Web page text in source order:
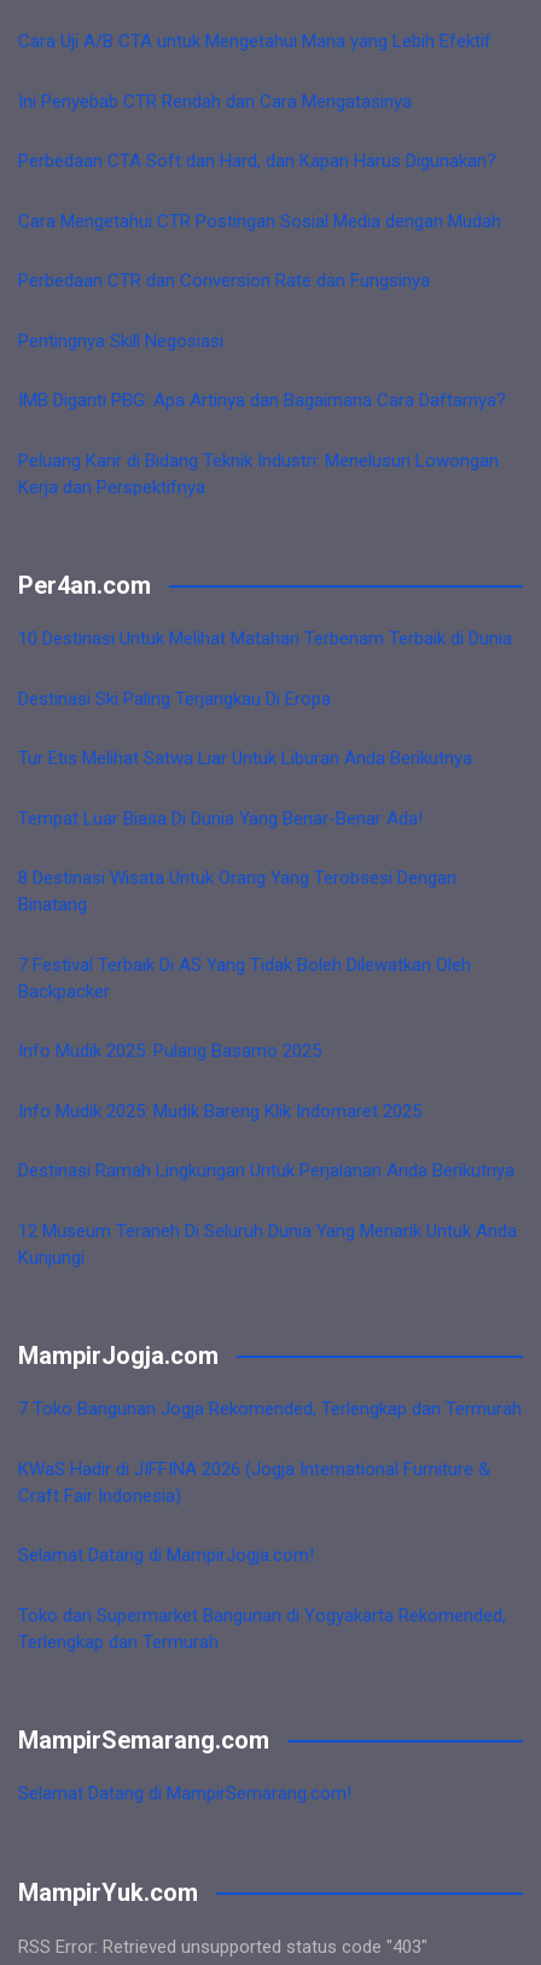
Cara Uji A/B CTA untuk Mengetahui Mana yang Lebih Efektif
Ini Penyebab CTR Rendah dan Cara Mengatasinya
Perbedaan CTA Soft dan Hard, dan Kapan Harus Digunakan?
Cara Mengetahui CTR Postingan Sosial Media dengan Mudah
Perbedaan CTR dan Conversion Rate dan Fungsinya
Pentingnya Skill Negosiasi
IMB Diganti PBG: Apa Artinya dan Bagaimana Cara Daftarnya?
Peluang Karir di Bidang Teknik Industri: Menelusuri Lowongan
Kerja dan Perspektifnya
Per4an.com
10 Destinasi Untuk Melihat Matahari Terbenam Terbaik di Dunia
Destinasi Ski Paling Terjangkau Di Eropa
Tur Etis Melihat Satwa Liar Untuk Liburan Anda Berikutnya
Tempat Luar Biasa Di Dunia Yang Benar-Benar Ada!
8 Destinasi Wisata Untuk Orang Yang Terobsesi Dengan
Binatang
7 Festival Terbaik Di AS Yang Tidak Boleh Dilewatkan Oleh
Backpacker
Info Mudik 2025: Pulang Basamo 2025
Info Mudik 2025: Mudik Bareng Klik Indomaret 2025
Destinasi Ramah Lingkungan Untuk Perjalanan Anda Berikutnya
12 Museum Teraneh Di Seluruh Dunia Yang Menarik Untuk Anda
Kunjungi
MampirJogja.com
7 Toko Bangunan Jogja Rekomended, Terlengkap dan Termurah
KWaS Hadir di JIFFINA 2026 (Jogja International Furniture &
Craft Fair Indonesia)
Selamat Datang di MampirJogja.com!
Toko dan Supermarket Bangunan di Yogyakarta Rekomended,
Terlengkap dan Termurah
MampirSemarang.com
Selamat Datang di MampirSemarang.com!
MampirYuk.com
RSS Error: Retrieved unsupported status code "403"